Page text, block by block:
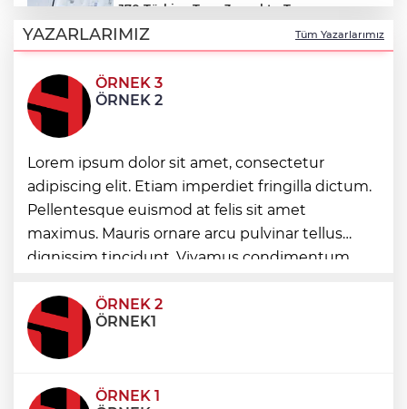
J70 Türkiye Turu 3. ayakta Team
Nautique Yachting şampiyonluğu elde
etti
Bursa’da 700 yıllık ruh marşlarla
yaşatılıyor
Bursa'da rahvan atları şampiyonluğa
koştu
Havalimanlarında 7 ayda 138,7 milyon
yolcu
YAZARLARIMIZ Tüm Yazarlarımız
ÖRNEK 3
ÖRNEK 2
Lorem ipsum dolor sit amet, consectetur
adipiscing elit. Etiam imperdiet fringilla dictum.
Pellentesque euismod at felis sit amet
maximus. Mauris ornare arcu pulvinar tellus
dignissim tincidunt. Vivamus condimentum
condimentum eros et, faucibus sapien. Praese
ÖRNEK 2
ÖRNEK1
ÖRNEK 1